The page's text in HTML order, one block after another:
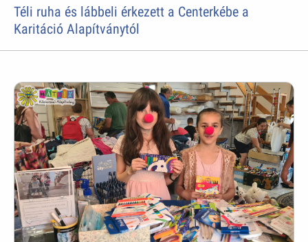
Téli ruha és lábbeli érkezett a Centerkébe a
Karitáció Alapítványtól